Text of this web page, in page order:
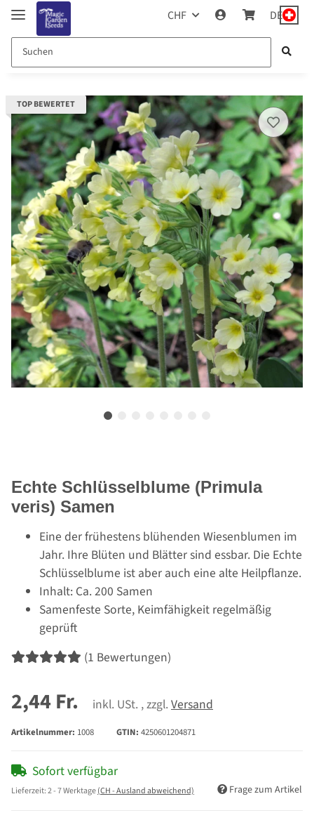
CHF DE
TOP BEWERTET
Echte Schlüsselblume (Primula
veris) Samen
Eine der frühestens blühenden Wiesenblumen im
Jahr. Ihre Blüten und Blätter sind essbar. Die Echte
Schlüsselblume ist aber auch eine alte Heilpflanze.
Inhalt: Ca. 200 Samen
Samenfeste Sorte, Keimfähigkeit regelmäßig
geprüft
(1 Bewertungen)
2,44 Fr. inkl. USt. , zzgl. Versand
Artikelnummer: 1008 GTIN: 4250601204871
Sofort verfügbar
Lieferzeit:2 - 7 Werktage(CH - Ausland abweichend) Frage zum Artikel